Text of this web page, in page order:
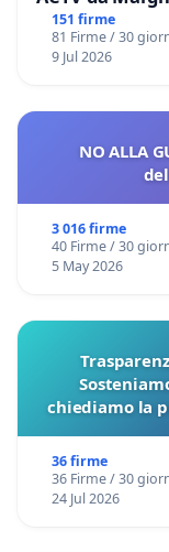
Marco Polo
151 firme
81 Firme / 30
9 Jul 2026
NO ALLA
3 016 firme
40 Firme / 30
5 May 2026
chiediamo la
36 firme
36 Firme / 30
24 Jul 2026